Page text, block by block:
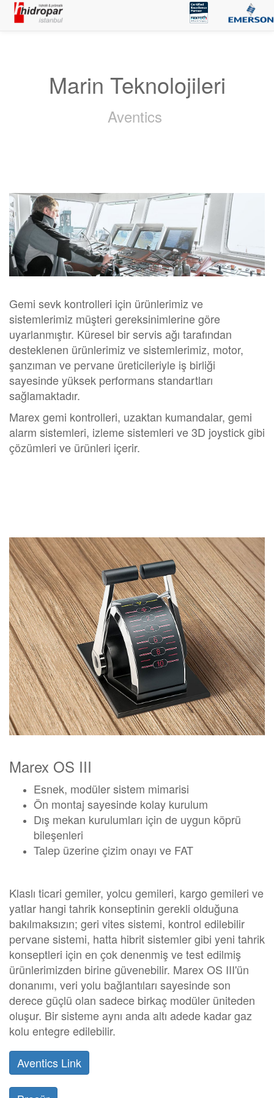
Marin Teknolojileri
Aventics
Gemi sevk kontrolleri için ürünlerimiz ve
sistemlerimiz müşteri gereksinimlerine göre
uyarlanmıştır. Küresel bir servis ağı tarafından
desteklenen ürünlerimiz ve sistemlerimiz, motor,
şanzıman ve pervane üreticileriyle iş birliği
sayesinde yüksek performans standartları
sağlamaktadır.
Marex gemi kontrolleri, uzaktan kumandalar, gemi
alarm sistemleri, izleme sistemleri ve 3D joystick gibi
çözümleri ve ürünleri içerir.
Marex OS III
Esnek, modüler sistem mimarisi
Ön montaj sayesinde kolay kurulum
Dış mekan kurulumları için de uygun köprü
bileşenleri
Talep üzerine çizim onayı ve FAT
Klaslı ticari gemiler, yolcu gemileri, kargo gemileri ve
yatlar hangi tahrik konseptinin gerekli olduğuna
bakılmaksızın; geri vites sistemi, kontrol edilebilir
pervane sistemi, hatta hibrit sistemler gibi yeni tahrik
konseptleri için en çok denenmiş ve test edilmiş
ürünlerimizden birine güvenebilir. Marex OS III'ün
donanımı, veri yolu bağlantıları sayesinde son
derece güçlü olan sadece birkaç modüler üniteden
oluşur. Bir sisteme aynı anda altı adede kadar gaz
kolu entegre edilebilir.
Aventics Link